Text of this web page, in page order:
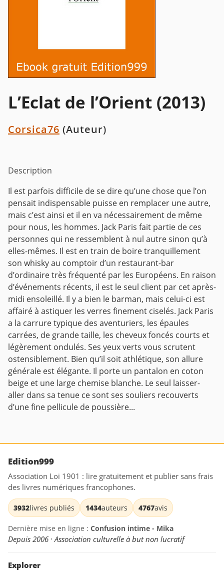
L’Eclat de l’Orient (2013)
Corsica76 (Auteur)
Description
Il est parfois difficile de se dire qu’une chose que l’on
pensait indispensable puisse en remplacer une autre,
mais c’est ainsi et il en va nécessairement de même
pour nous, les hommes. Jack Paris fait partie de ces
personnes qui ne ressemblent à nul autre sinon qu’à
elles-mêmes. Il est en train de boire tranquillement
son whisky au comptoir d’un restaurant-bar
d’ordinaire très fréquenté par les Européens. En raison
d’événements récents, il est le seul client par cet après-
midi ensoleillé. Il y a bien le barman, mais celui-ci est
affairé à astiquer les verres finement ciselés. Jack Paris
a la carrure typique des aventuriers, les épaules
carrées, de grande taille, les cheveux foncés courts et
légèrement ondulés. Ses yeux verts vous scrutent
ostensiblement. Bien qu’il soit athlétique, son allure
générale est élégante. Il porte un pantalon en coton
beige et une large chemise blanche. Le seul laisser-
aller dans sa tenue ce sont ses souliers recouverts
d’une fine pellicule de poussière...
Edition999
Association Loi 1901 : lire gratuitement et publier sans frais
des livres numériques francophones.
3932livres publiés 1434auteurs 4767avis
Dernière mise en ligne : Confusion intime - Mika
Depuis 2006 · Association culturelle à but non lucratif
Explorer